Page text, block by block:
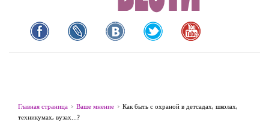
Главная страница Ваше мнение
Как быть с охраной в детсадах, школах,
техникумах, вузах...?